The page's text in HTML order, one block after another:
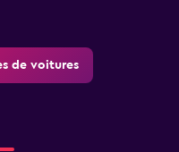
de voitures